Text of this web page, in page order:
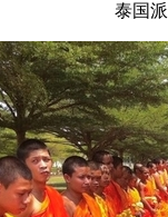
泰国派